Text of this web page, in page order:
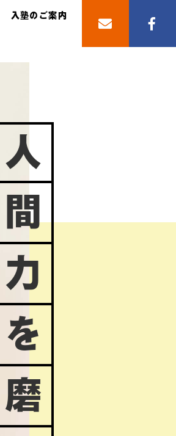
入塾のご案内
人
間
力
を
磨